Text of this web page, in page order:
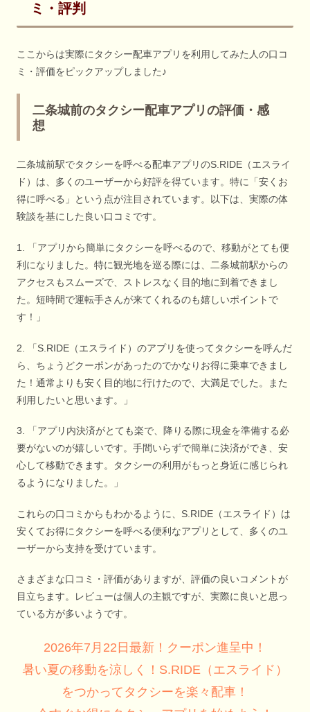
ミ・評判
ここからは実際にタクシー配車アプリを利用してみた人の口コ
ミ・評価をピックアップしました♪
二条城前のタクシー配車アプリの評価・感
想
二条城前駅でタクシーを呼べる配車アプリのS.RIDE（エスライ
ド）は、多くのユーザーから好評を得ています。特に「安くお
得に呼べる」という点が注目されています。以下は、実際の体
験談を基にした良い口コミです。
1. 「アプリから簡単にタクシーを呼べるので、移動がとても便
利になりました。特に観光地を巡る際には、二条城前駅からの
アクセスもスムーズで、ストレスなく目的地に到着できまし
た。短時間で運転手さんが来てくれるのも嬉しいポイントで
す！」
2. 「S.RIDE（エスライド）のアプリを使ってタクシーを呼んだ
ら、ちょうどクーポンがあったのでかなりお得に乗車できまし
た！通常よりも安く目的地に行けたので、大満足でした。また
利用したいと思います。」
3. 「アプリ内決済がとても楽で、降りる際に現金を準備する必
要がないのが嬉しいです。手間いらずで簡単に決済ができ、安
心して移動できます。タクシーの利用がもっと身近に感じられ
るようになりました。」
これらの口コミからもわかるように、S.RIDE（エスライド）は
安くてお得にタクシーを呼べる便利なアプリとして、多くのユ
ーザーから支持を受けています。
さまざまな口コミ・評価がありますが、評価の良いコメントが
目立ちます。レビューは個人の主観ですが、実際に良いと思っ
ている方が多いようです。
2026年7月22日最新！クーポン進呈中！
暑い夏の移動を涼しく！S.RIDE（エスライド）
をつかってタクシーを楽々配車！